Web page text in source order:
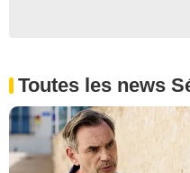
Toutes les news